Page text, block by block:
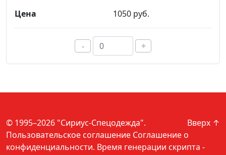
1050 руб.
- +
Вверх ↑
© 1995–2026 "Сириус-Спецодежда".
Пользовательское соглашение Соглашение о
конфиденциальности. Время генерации скрипта -